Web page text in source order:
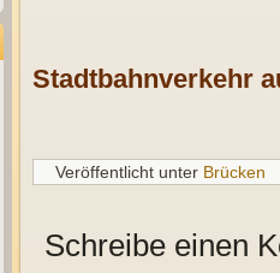
Stadtbahnverkehr
Veröffentlicht unter Brücken
Schreibe einen